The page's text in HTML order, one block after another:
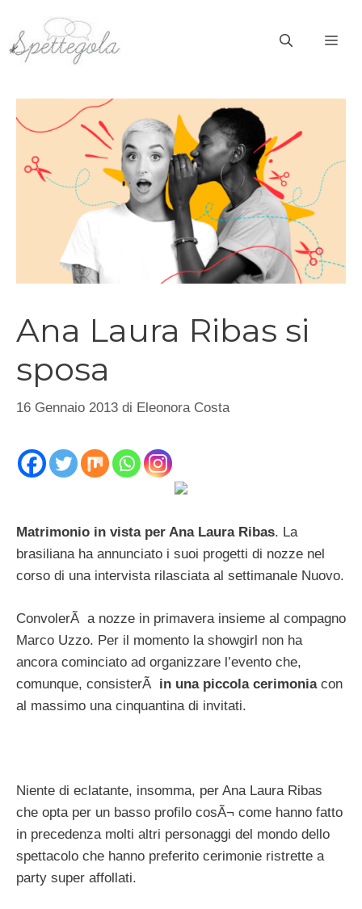
contenuto
Ana Laura Ribas si
sposa
16 Gennaio 2013 di Eleonora Costa
Matrimonio in vista per Ana Laura Ribas. La
brasiliana ha annunciato i suoi progetti di nozze nel
corso di una intervista rilasciata al settimanale Nuovo.
ConvolerÃ a nozze in primavera insieme al compagno
Marco Uzzo. Per il momento la showgirl non ha
ancora cominciato ad organizzare l’evento che,
comunque, consisterÃ in una piccola cerimoniacon
al massimo una cinquantina di invitati.
Niente di eclatante, insomma, per Ana Laura Ribas
che opta per un basso profilo cosÃ¬ come hanno fatto
in precedenza molti altri personaggi del mondo dello
spettacolo che hanno preferito cerimonie ristrette a
party super affollati.